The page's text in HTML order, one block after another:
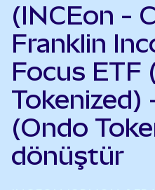
(INCEon -
Franklin
Focus ETF
Tokenized)
(Ondo
dönüştür